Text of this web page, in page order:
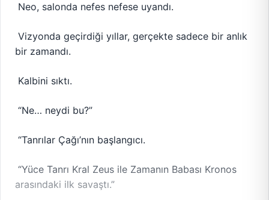
Neo, salonda nefes nefese uyandı.
Vizyonda geçirdiği yıllar, gerçekte sadece bir anlık
bir zamandı.
Kalbini sıktı.
“Ne… neydi bu?”
“Tanrılar Çağı’nın başlangıcı.
“Yüce Tanrı Kral Zeus ile Zamanın Babası Kronos
arasındaki ilk savaştı.”